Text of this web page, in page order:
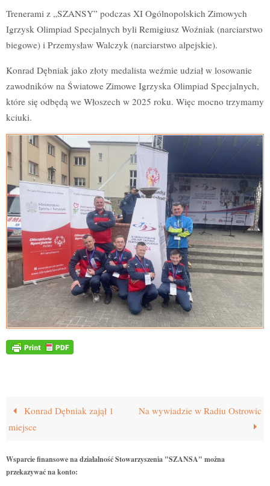
Trenerami z „SZANSY” podczas XI Ogólnopolskich Zimowych
Igrzysk Olimpiad Specjalnych byli Remigiusz Woźniak (narciarstwo
biegowe) i Przemysław Walczyk (narciarstwo alpejskie).
Konrad Dębniak jako złoty medalista weźmie udział w losowanie
zawodników na Światowe Zimowe Igrzyska Olimpiad Specjalnych,
które się odbędą we Włoszech w 2025 roku. Więc mocno trzymamy
kciuki.
Konrad Dębniak zajął 1
miejsce
Na wywiadzie w Radiu Ostrowic
Wsparcie finansowe na działalność Stowarzyszenia "SZANSA" można
przekazywać na konto: